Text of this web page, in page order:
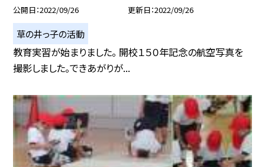
公開日 2022/09/26 更新日 2022/09/26
草の井っ子の活動
教育実習が始まりました。 開校１５０年記念の航空写真を
撮影しました。できあがりが...